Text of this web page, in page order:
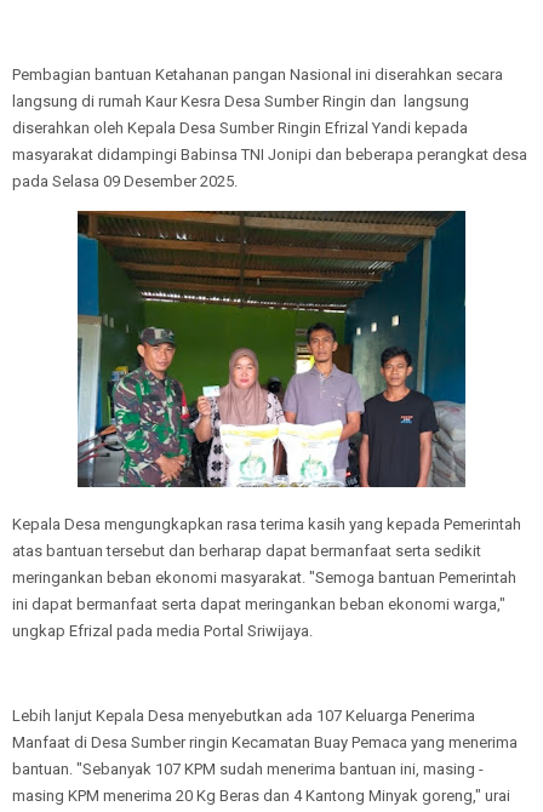
Pembagian bantuan Ketahanan pangan Nasional ini diserahkan secara
langsung di rumah Kaur Kesra Desa Sumber Ringin dan langsung
diserahkan oleh Kepala Desa Sumber Ringin Efrizal Yandi kepada
masyarakat didampingi Babinsa TNI Jonipi dan beberapa perangkat desa
pada Selasa 09 Desember 2025.
Kepala Desa mengungkapkan rasa terima kasih yang kepada Pemerintah
atas bantuan tersebut dan berharap dapat bermanfaat serta sedikit
meringankan beban ekonomi masyarakat. "Semoga bantuan Pemerintah
ini dapat bermanfaat serta dapat meringankan beban ekonomi warga,"
ungkap Efrizal pada media Portal Sriwijaya.
Lebih lanjut Kepala Desa menyebutkan ada 107 Keluarga Penerima
Manfaat di Desa Sumber ringin Kecamatan Buay Pemaca yang menerima
bantuan. "Sebanyak 107 KPM sudah menerima bantuan ini, masing -
masing KPM menerima 20 Kg Beras dan 4 Kantong Minyak goreng," urai